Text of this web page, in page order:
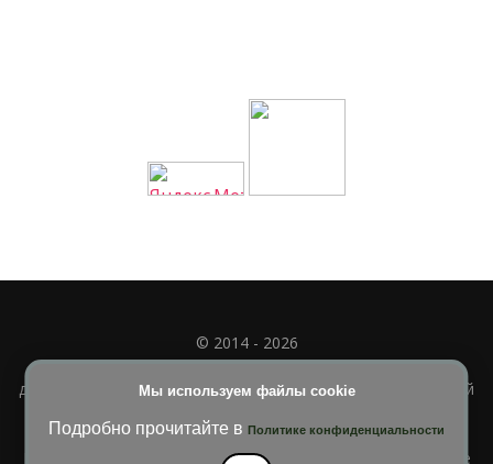
Мы используем файлы cookie
Подробно прочитайте в Политике конфиденциальности
© 2014 - 2026
Полное или частичное использование материала
допускается только при наличии активной и индексируемой
Blossom Diva | РазработанаТемы Blossom . На платформе